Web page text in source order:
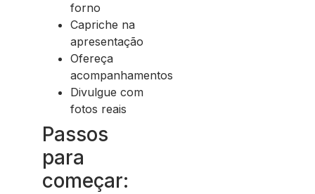
forno
Capriche na
apresentação
Ofereça
acompanhamentos
Divulgue com
fotos reais
Passos
para
começar: